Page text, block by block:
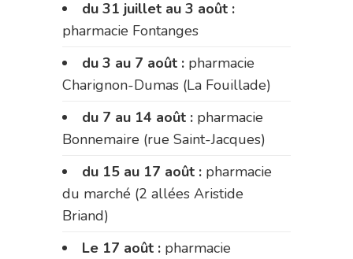
du 31 juillet au 3 août :
pharmacie Fontanges
du 3 au 7 août : pharmacie
Charignon-Dumas (La Fouillade)
du 7 au 14 août : pharmacie
Bonnemaire (rue Saint-Jacques)
du 15 au 17 août : pharmacie
du marché (2 allées Aristide
Briand)
Le 17 août : pharmacie